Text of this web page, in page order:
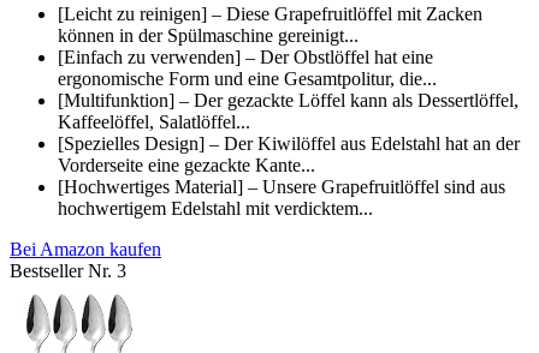
[Leicht zu reinigen] – Diese Grapefruitlöffel mit Zacken
können in der Spülmaschine gereinigt...
[Einfach zu verwenden] – Der Obstlöffel hat eine
ergonomische Form und eine Gesamtpolitur, die...
[Multifunktion] – Der gezackte Löffel kann als Dessertlöffel,
Kaffeelöffel, Salatlöffel...
[Spezielles Design] – Der Kiwilöffel aus Edelstahl hat an der
Vorderseite eine gezackte Kante...
[Hochwertiges Material] – Unsere Grapefruitlöffel sind aus
hochwertigem Edelstahl mit verdicktem...
Bei Amazon kaufen
Bestseller Nr. 3